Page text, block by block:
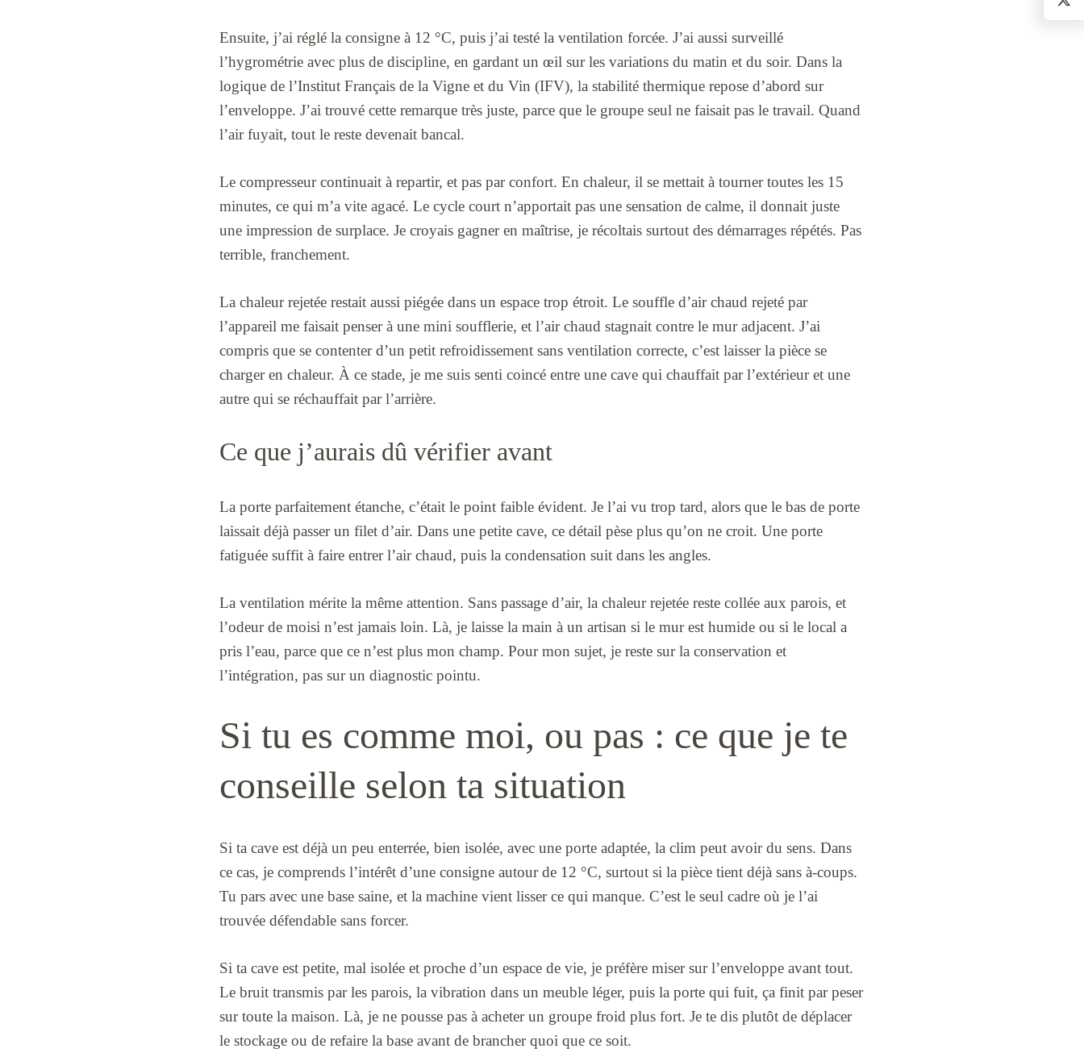
Ensuite, j’ai réglé la consigne à 12 °C, puis j’ai testé la ventilation forcée. J’ai aussi surveillé
l’hygrométrie avec plus de discipline, en gardant un œil sur les variations du matin et du soir. Dans la
logique de l’Institut Français de la Vigne et du Vin (IFV), la stabilité thermique repose d’abord sur
l’enveloppe. J’ai trouvé cette remarque très juste, parce que le groupe seul ne faisait pas le travail. Quand
l’air fuyait, tout le reste devenait bancal.
Le compresseur continuait à repartir, et pas par confort. En chaleur, il se mettait à tourner toutes les 15
minutes, ce qui m’a vite agacé. Le cycle court n’apportait pas une sensation de calme, il donnait juste
une impression de surplace. Je croyais gagner en maîtrise, je récoltais surtout des démarrages répétés. Pas
terrible, franchement.
La chaleur rejetée restait aussi piégée dans un espace trop étroit. Le souffle d’air chaud rejeté par
l’appareil me faisait penser à une mini soufflerie, et l’air chaud stagnait contre le mur adjacent. J’ai
compris que se contenter d’un petit refroidissement sans ventilation correcte, c’est laisser la pièce se
charger en chaleur. À ce stade, je me suis senti coincé entre une cave qui chauffait par l’extérieur et une
autre qui se réchauffait par l’arrière.
Ce que j’aurais dû vérifier avant
La porte parfaitement étanche, c’était le point faible évident. Je l’ai vu trop tard, alors que le bas de porte
laissait déjà passer un filet d’air. Dans une petite cave, ce détail pèse plus qu’on ne croit. Une porte
fatiguée suffit à faire entrer l’air chaud, puis la condensation suit dans les angles.
La ventilation mérite la même attention. Sans passage d’air, la chaleur rejetée reste collée aux parois, et
l’odeur de moisi n’est jamais loin. Là, je laisse la main à un artisan si le mur est humide ou si le local a
pris l’eau, parce que ce n’est plus mon champ. Pour mon sujet, je reste sur la conservation et
l’intégration, pas sur un diagnostic pointu.
Si tu es comme moi, ou pas : ce que je te
conseille selon ta situation
Si ta cave est déjà un peu enterrée, bien isolée, avec une porte adaptée, la clim peut avoir du sens. Dans
ce cas, je comprends l’intérêt d’une consigne autour de 12 °C, surtout si la pièce tient déjà sans à-coups.
Tu pars avec une base saine, et la machine vient lisser ce qui manque. C’est le seul cadre où je l’ai
trouvée défendable sans forcer.
Si ta cave est petite, mal isolée et proche d’un espace de vie, je préfère miser sur l’enveloppe avant tout.
Le bruit transmis par les parois, la vibration dans un meuble léger, puis la porte qui fuit, ça finit par peser
sur toute la maison. Là, je ne pousse pas à acheter un groupe froid plus fort. Je te dis plutôt de déplacer
le stockage ou de refaire la base avant de brancher quoi que ce soit.